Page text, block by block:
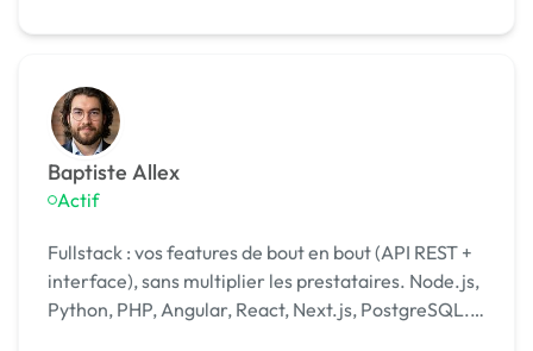
Baptiste Allex
Actif
Fullstack : vos features de bout en bout (API REST +
interface), sans multiplier les prestataires. Node.js,
Python, PHP, Angular, React, Next.js, PostgreSQL.